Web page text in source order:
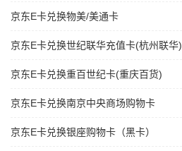
京东E卡兑换物美/美通卡
京东E卡兑换世纪联华充值卡(杭州联华)
京东E卡兑换重百世纪卡(重庆百货)
京东E卡兑换南京中央商场购物卡
京东E卡兑换银座购物卡（黑卡）